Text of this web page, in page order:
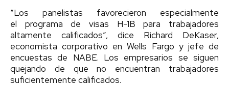
“Los panelistas favorecieron especialmente
el programa de visas H-1B para trabajadores
altamente calificados”, dice Richard DeKaser,
economista corporativo en Wells Fargo y jefe de
encuestas de NABE. Los empresarios se siguen
quejando de que no encuentran trabajadores
suficientemente calificados.